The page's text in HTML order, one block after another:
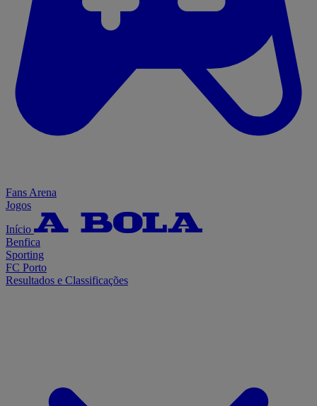
Fans Arena
Jogos
Início
Benfica
Sporting
FC Porto
Resultados e Classificações